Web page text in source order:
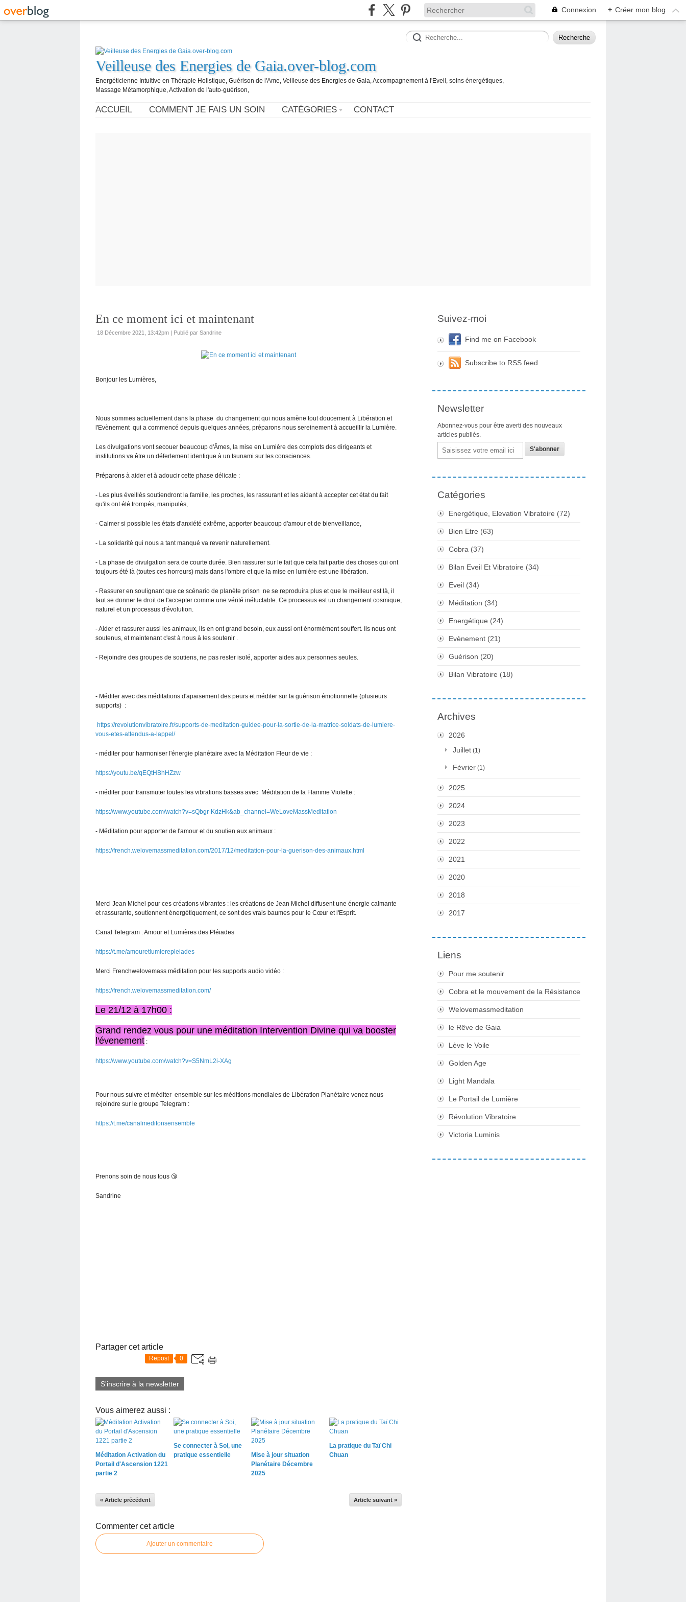
Connexion + Créer mon blog
Veilleuse des Energies de Gaia.over-blog.com
Energéticienne Intuitive en Thérapie Holistique, Guérison de l'Ame, Veilleuse des Energies de Gaia, Accompagnement à l'Eveil, soins énergétiques,
Massage Métamorphique, Activation de l'auto-guérison,
ACCUEIL COMMENT JE FAIS UN SOIN CATÉGORIES CONTACT
En ce moment ici et maintenant
18 Décembre 2021, 13:42pm | Publié par Sandrine
Bonjour les Lumières,
Nous sommes actuellement dans la phase du changement qui nous amène tout doucement à Libération et
l'Evènement qui a commencé depuis quelques années, préparons nous sereinement à accueillir la Lumière.
Les divulgations vont secouer beaucoup d'Âmes, la mise en Lumière des complots des dirigeants et
institutions va être un déferlement identique à un tsunami sur les consciences.
Préparons à aider et à adoucir cette phase délicate :
- Les plus éveillés soutiendront la famille, les proches, les rassurant et les aidant à accepter cet état du fait
qu'ils ont été trompés, manipulés,
- Calmer si possible les états d'anxiété extrême, apporter beaucoup d'amour et de bienveillance,
- La solidarité qui nous a tant manqué va revenir naturellement.
- La phase de divulgation sera de courte durée. Bien rassurer sur le fait que cela fait partie des choses qui ont
toujours été là (toutes ces horreurs) mais dans l'ombre et que la mise en lumière est une libération.
- Rassurer en soulignant que ce scénario de planète prison ne se reproduira plus et que le meilleur est là, il
faut se donner le droit de l'accepter comme une vérité inéluctable. Ce processus est un changement cosmique,
naturel et un processus d'évolution.
- Aider et rassurer aussi les animaux, ils en ont grand besoin, eux aussi ont énormément souffert. Ils nous ont
soutenus, et maintenant c'est à nous à les soutenir .
- Rejoindre des groupes de soutiens, ne pas rester isolé, apporter aides aux personnes seules.
- Méditer avec des méditations d'apaisement des peurs et méditer sur la guérison émotionnelle (plusieurs
supports) :
https://revolutionvibratoire.fr/supports-de-meditation-guidee-pour-la-sortie-de-la-matrice-soldats-de-lumiere-
vous-etes-attendus-a-lappel/
- méditer pour harmoniser l'énergie planétaire avec la Méditation Fleur de vie :
https://youtu.be/qEQtHBhHZzw
- méditer pour transmuter toutes les vibrations basses avec Méditation de la Flamme Violette :
https://www.youtube.com/watch?v=sQbgr-KdzHk&ab_channel=WeLoveMassMeditation
- Méditation pour apporter de l'amour et du soutien aux animaux :
https://french.welovemassmeditation.com/2017/12/meditation-pour-la-guerison-des-animaux.html
Merci Jean Michel pour ces créations vibrantes : les créations de Jean Michel diffusent une énergie calmante
et rassurante, soutiennent énergétiquement, ce sont des vrais baumes pour le Cœur et l'Esprit.
Canal Telegram : Amour et Lumières des Pléiades
https://t.me/amouretlumierepleiades
Merci Frenchwelovemass méditation pour les supports audio vidéo :
https://french.welovemassmeditation.com/
Le 21/12 à 17h00 :
Grand rendez vous pour une méditation Intervention Divine qui va booster
l'évenement :
https://www.youtube.com/watch?v=S5NmL2i-XAg
Pour nous suivre et méditer ensemble sur les méditions mondiales de Libération Planétaire venez nous
rejoindre sur le groupe Telegram :
https://t.me/canalmeditonsensemble
Prenons soin de nous tous 😘
Sandrine
Partager cet article
Repost 0
S'inscrire à la newsletter
Vous aimerez aussi :
Méditation Activation du
Portail d'Ascension 1221
partie 2
Se connecter à Soi, une
pratique essentielle
Mise à jour situation
Planétaire Décembre
2025
La pratique du Taï Chi
Chuan
« Article précédent Article suivant »
Commenter cet article
Ajouter un commentaire
Suivez-moi
Find me on Facebook
Subscribe to RSS feed
Newsletter
Abonnez-vous pour être averti des nouveaux
articles publiés.
Email
Catégories
Energétique, Elevation Vibratoire (72)
Bien Etre (63)
Cobra (37)
Bilan Eveil Et Vibratoire (34)
Eveil (34)
Méditation (34)
Energétique (24)
Evènement (21)
Guérison (20)
Bilan Vibratoire (18)
Archives
2026
Juillet (1)
Février (1)
2025
2024
2023
2022
2021
2020
2018
2017
Liens
Pour me soutenir
Cobra et le mouvement de la Résistance
Welovemassmeditation
le Rêve de Gaia
Lève le Voile
Golden Age
Light Mandala
Le Portail de Lumière
Révolution Vibratoire
Victoria Luminis